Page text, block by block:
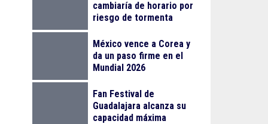
cambiaría de horario por
riesgo de tormenta
México vence a Corea y
da un paso firme en el
Mundial 2026
Fan Festival de
Guadalajara alcanza su
capacidad máxima